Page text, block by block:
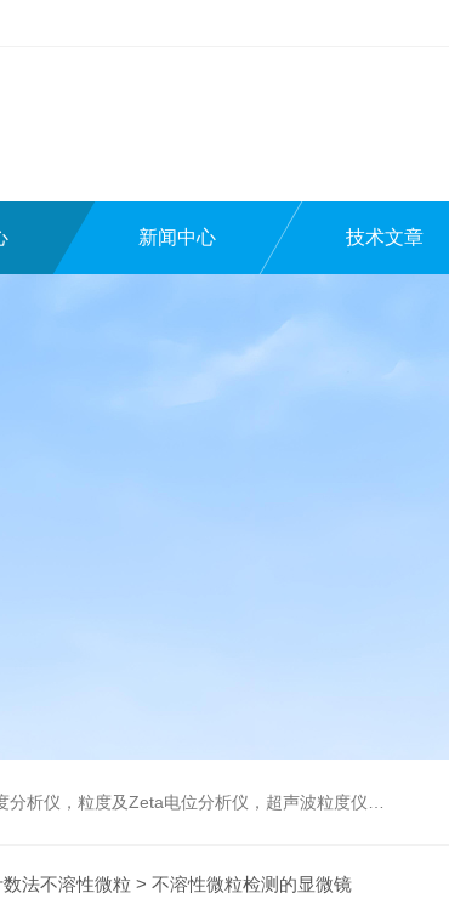
新闻中心 技术文章
声波粒度仪，澄清度检查专用伞棚灯，伞棚灯，超声粒度仪超声电位分析仪
数法不溶性微粒 > 不溶性微粒检测的显微镜